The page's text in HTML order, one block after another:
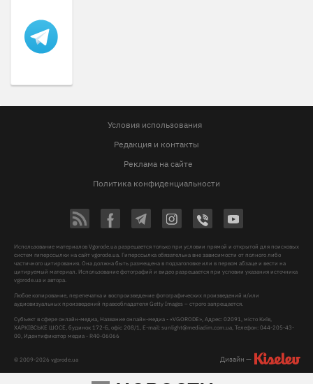
Условия использования
Редакция и контакты
Реклама на сайте
Политика конфиденциальности
© 2009-2026 vgorode.ua
Использование материалов Vgorode.ua разрешается только при условии прямой и открытой для поисковых
систем гиперссылки на сайт vgorode.ua. Гиперссылка обязательна вне зависимости от полного либо
частичного цитирования. Она должна быть размещена в подзаголовке или в первом абзаце и вести на
цитируемый материал. Использование фотографий и видео разрешается при условии указания источника
vgorode.ua и автора.
Любое копирование, перепечатка и воспроизведение фотографических произведений и/или
аудиовизуальных произведений правообладателя Getty Images – строго запрещается.
Субъект в сфере онлайн-медиа, Название онлайн-медиа - «VGORODE», Адрес: 02091, місто Київ,
ХАРКІВСЬКЕ ШОСЕ, будинок 172-Б, офіс 208/1, E-mail:sunlight@mediadim.com.ua, Телефон: 044-205-43-
00, Идентификатор медиа - R40-06066
Дизайн —